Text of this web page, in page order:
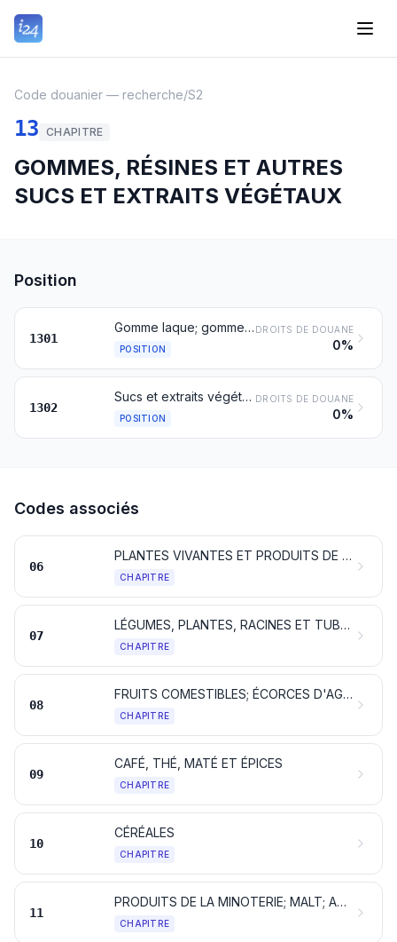
Code douanier — recherche/S2
13 CHAPITRE
GOMMES, RÉSINES ET AUTRES
SUCS ET EXTRAITS VÉGÉTAUX
Position
1301
Gomme laque; gommes, résines, gommes-résines et oléorésines (baumes, par exemple), naturelles
POSITION
DROITS DE DOUANE
0%
1302
Sucs et extraits végétaux; matières pectiques, pectinates et pectates; agar-agar et autres mucilages et épaississants dérivés des végétaux, même modifiés
POSITION
DROITS DE DOUANE
0%
Codes associés
06
PLANTES VIVANTES ET PRODUITS DE LA FLORICULTURE
CHAPITRE
07
LÉGUMES, PLANTES, RACINES ET TUBERCULES ALIMENTAIRES
CHAPITRE
08
FRUITS COMESTIBLES; ÉCORCES D'AGRUMES OU DE MELONS
CHAPITRE
09
CAFÉ, THÉ, MATÉ ET ÉPICES
CHAPITRE
10
CÉRÉALES
CHAPITRE
11
PRODUITS DE LA MINOTERIE; MALT; AMIDONS ET FÉCULES; INULINE; GLUTEN DE FROMENT
CHAPITRE